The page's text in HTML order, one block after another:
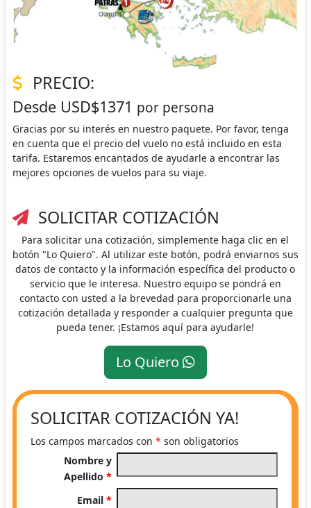
PRECIO:
Desde USD$1371 por persona
Gracias por su interés en nuestro paquete. Por favor, tenga
en cuenta que el precio del vuelo no está incluido en esta
tarifa. Estaremos encantados de ayudarle a encontrar las
mejores opciones de vuelos para su viaje.
SOLICITAR COTIZACIÓN
Para solicitar una cotización, simplemente haga clic en el
botón "Lo Quiero". Al utilizar este botón, podrá enviarnos sus
datos de contacto y la información específica del producto o
servicio que le interesa. Nuestro equipo se pondrá en
contacto con usted a la brevedad para proporcionarle una
cotización detallada y responder a cualquier pregunta que
pueda tener. ¡Estamos aquí para ayudarle!
Lo Quiero
SOLICITAR COTIZACIÓN YA!
Los campos marcados con * son obligatorios
Nombre y
Apellido*
Email*